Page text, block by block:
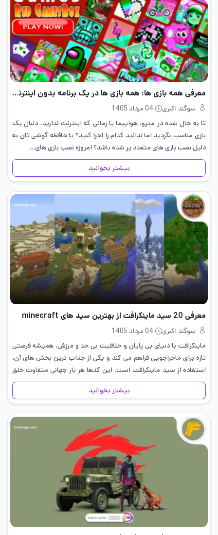
معرفی همه بازی ها: همه بازی‌ ها در یک برنامه بدون اینترنت!
سوگند اکبری
04 مرداد 1405
تا به حال شده در مترو، هواپیما یا زمانی که اینترنت ندارید، دنبال یک
بازی مناسب بگردید اما ندانید کدام را اجرا کنید؟ یا حافظه گوشی تان به
دلیل نصب بازی های متعدد پر شده باشد؟ امروزه نصب بازی های…
بیشتر بخوانید
معرفی 20 سید ماینکرافت از بهترین سید های minecraft
سوگند اکبری
04 مرداد 1405
ماینکرافت با دنیای بی پایان و خلاقیت بی حد و مرزش، همیشه فرصتی
تازه برای ماجراجویی فراهم می کند و یکی از جذاب ترین بخش های آن،
استفاده از سید ماینکرافت است. این کدها هر بار جهانی متفاوت خلق
می…
بیشتر بخوانید